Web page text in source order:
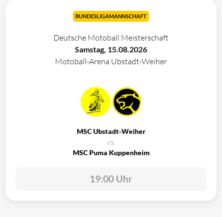
BUNDESLIGAMANNSCHAFT
Deutsche Motoball Meisterschaft
Samstag, 15.08.2026
Motoball-Arena Ubstadt-Weiher
MSC Ubstadt-Weiher
vs.
MSC Puma Kuppenheim
19:00 Uhr